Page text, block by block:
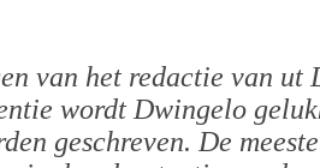
van het redactie van ut
wordt Dwingelo
geschreven. De